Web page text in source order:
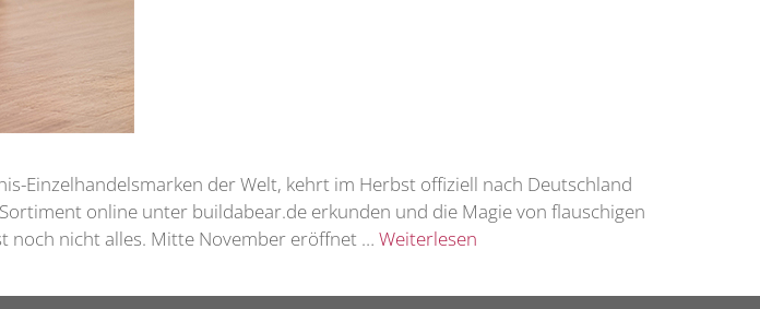
Einzelhandelsmarken der Welt, kehrt im Herbst offiziell nach Deutschland
online unter buildabear.de erkunden und die Magie von flauschigen
noch nicht alles. Mitte November eröffnet … Weiterlesen